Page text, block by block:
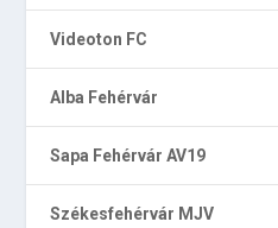
Videoton FC
Alba Fehérvár
Sapa Fehérvár AV19
Székesfehérvár MJV